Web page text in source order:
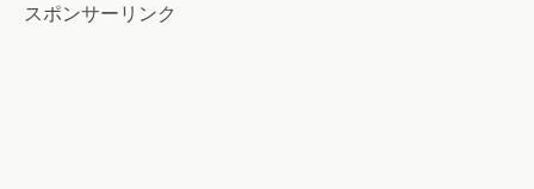
スポンサーリンク